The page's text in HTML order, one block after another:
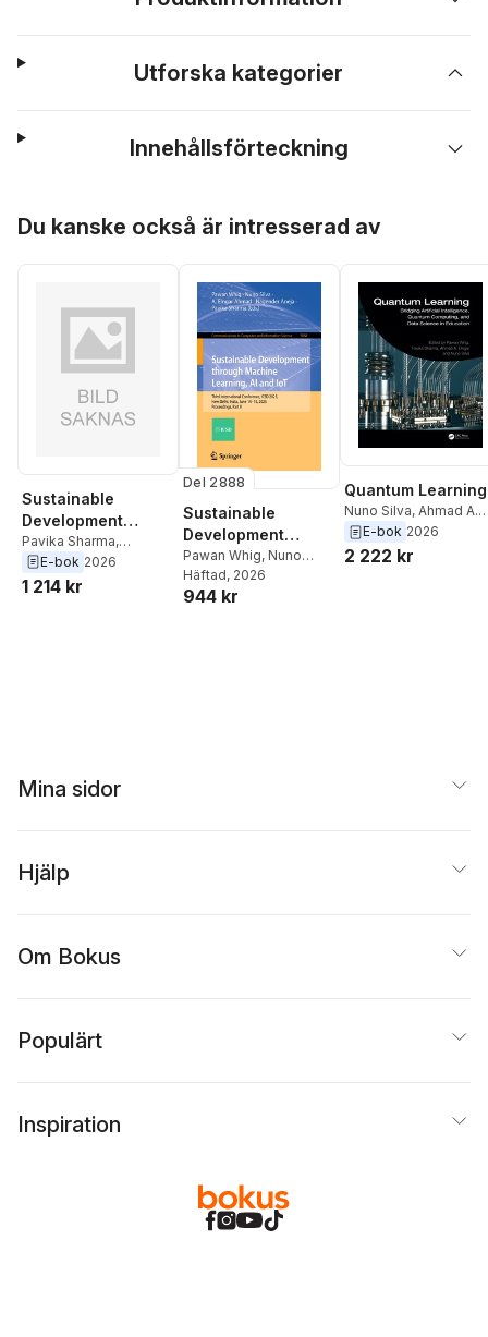
Utforska kategorier
Innehållsförteckning
Du kanske också är intresserad av
Sustainable
Development
through Machine
Learning, AI and
IoT
Pavika Sharma,
Nagender Aneja
Elngar Ahmad
E-bok 2026
1 214 kr
Del 2888
Sustainable
Development
through Machine
Learning, AI and
IoT
Pawan Whig, Nuno
Silva,A. Elngar Ahmad
Nagender Aneja
Häftad, 2026
944 kr
Quantum Learning
Nuno Silva, Ahmad A.
Elngar,Pavika Sharma
Pawan Whig
E-bok 2026
2 222 kr
Mina sidor
Hjälp
Om Bokus
Populärt
Inspiration